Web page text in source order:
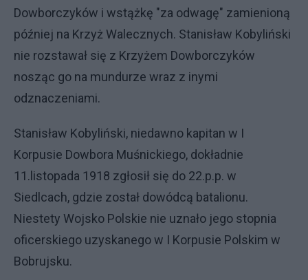
Dowborczyków i wstążkę "za odwagę" zamienioną
później na Krzyż Walecznych. Stanisław Kobyliński
nie rozstawał się z Krzyżem Dowborczyków
nosząc go na mundurze wraz z inymi
odznaczeniami.
Stanisław Kobyliński, niedawno kapitan w I
Korpusie Dowbora Muśnickiego, dokładnie
11.listopada 1918 zgłosił się do 22.p.p. w
Siedlcach, gdzie został dowódcą batalionu.
Niestety Wojsko Polskie nie uznało jego stopnia
oficerskiego uzyskanego w I Korpusie Polskim w
Bobrujsku.